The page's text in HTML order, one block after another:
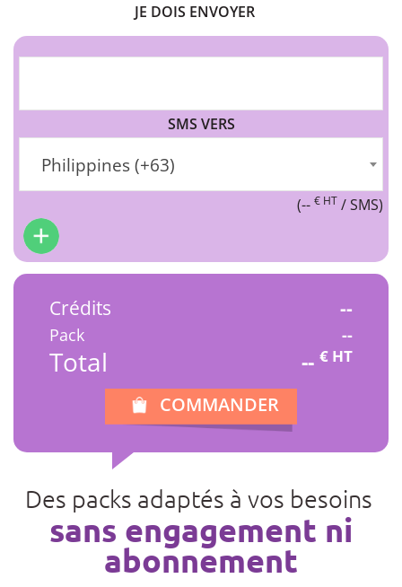
JE DOIS ENVOYER
SMS VERS
Philippines (+63)
(-- € HT / SMS)
Crédits --
Pack --
Total -- € HT
COMMANDER
Des packs adaptés à vos besoins
sans engagement ni
abonnement